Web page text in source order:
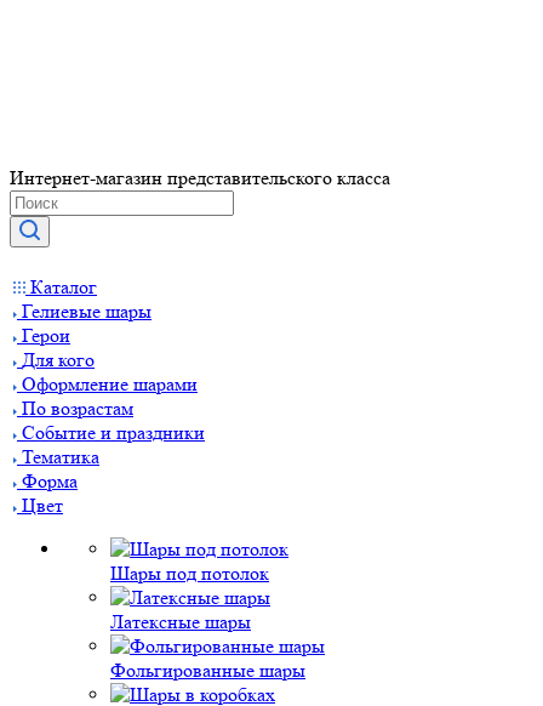
Интернет-магазин представительского класса
Каталог
Гелиевые шары
Герои
Для кого
Оформление шарами
По возрастам
Событие и праздники
Тематика
Форма
Цвет
Шары под потолок
Латексные шары
Фольгированные шары